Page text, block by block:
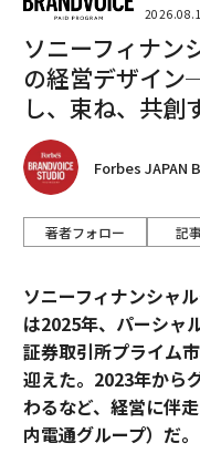
ソニーフィナン
の経営デザイ
し、束ね、共創
Forbes
著者フォロー 記
ソニーフィナンシャ
は2025年、パーシャ
証券取引所プライム
迎えた。2023年から
わるなど、経営に伴
内電通グループ）だ。